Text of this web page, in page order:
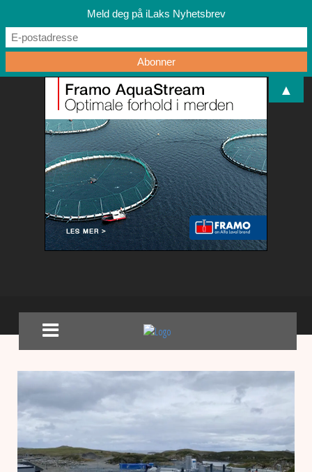
Meld deg på iLaks Nyhetsbrev
▲